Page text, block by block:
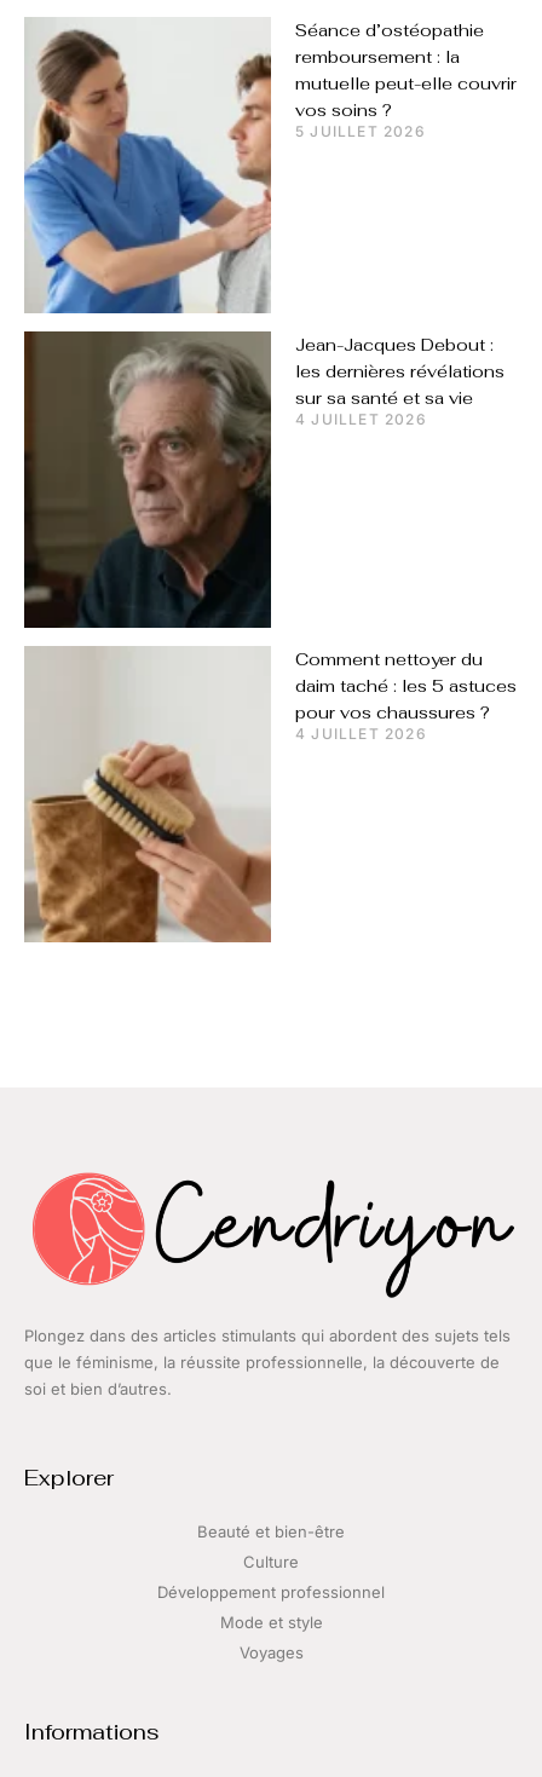
Séance d’ostéopathie
remboursement : la
mutuelle peut-elle couvrir
vos soins ?
5 JUILLET 2026
Jean-Jacques Debout :
les dernières révélations
sur sa santé et sa vie
4 JUILLET 2026
Comment nettoyer du
daim taché : les 5 astuces
pour vos chaussures ?
4 JUILLET 2026
Plongez dans des articles stimulants qui abordent des sujets tels
que le féminisme, la réussite professionnelle, la découverte de
soi et bien d’autres.
Explorer
Beauté et bien-être
Culture
Développement professionnel
Mode et style
Voyages
Informations